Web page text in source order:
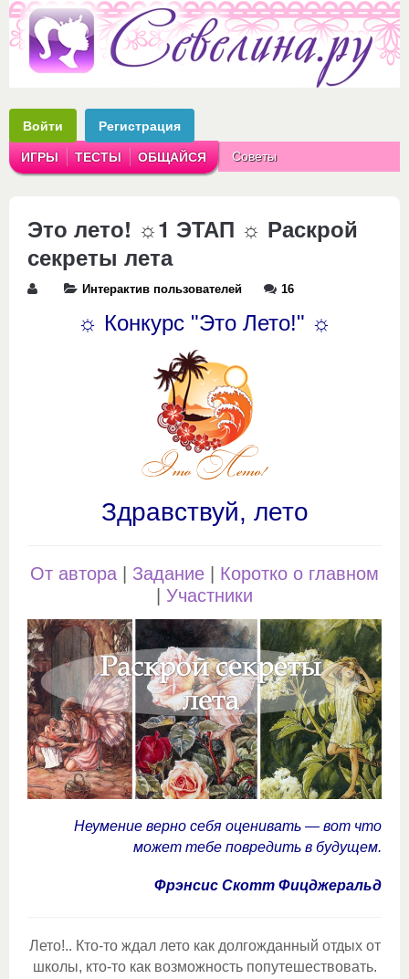
Войти Регистрация
ИГРЫ ТЕСТЫ ОБЩАЙСЯ Советы
Это лето! ☼1 ЭТАП ☼ Раскрой
секреты лета
Интерактив пользователей 16
☼ Конкурс "Это Лето!" ☼
Здравствуй, лето
От автора Задание
Коротко о главном
Участники
Неумение верно себя оценивать — вот что
может тебе повредить в будущем.
Фрэнсис Скотт Фицджеральд
Лето!.. Кто-то ждал лето как долгожданный отдых от
школы, кто-то как возможность попутешествовать.